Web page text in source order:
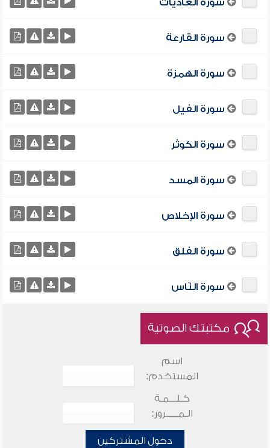
سورة العاديات
سورة القارعة
سورة الهمزة
سورة الفيل
سورة الكوثر
سورة المسد
سورة الإخلاص
سورة الفلق
سورة النّاس
مكتبتك الصوتية
اسم
المستخدم:
كـلـــمـة
الـمـــــرور:
دخول المشتركين